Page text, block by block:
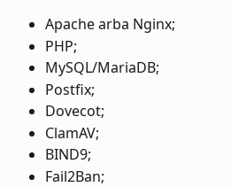
Apache arba Nginx;
PHP;
MySQL/MariaDB;
Postfix;
Dovecot;
ClamAV;
BIND9;
Fail2Ban;